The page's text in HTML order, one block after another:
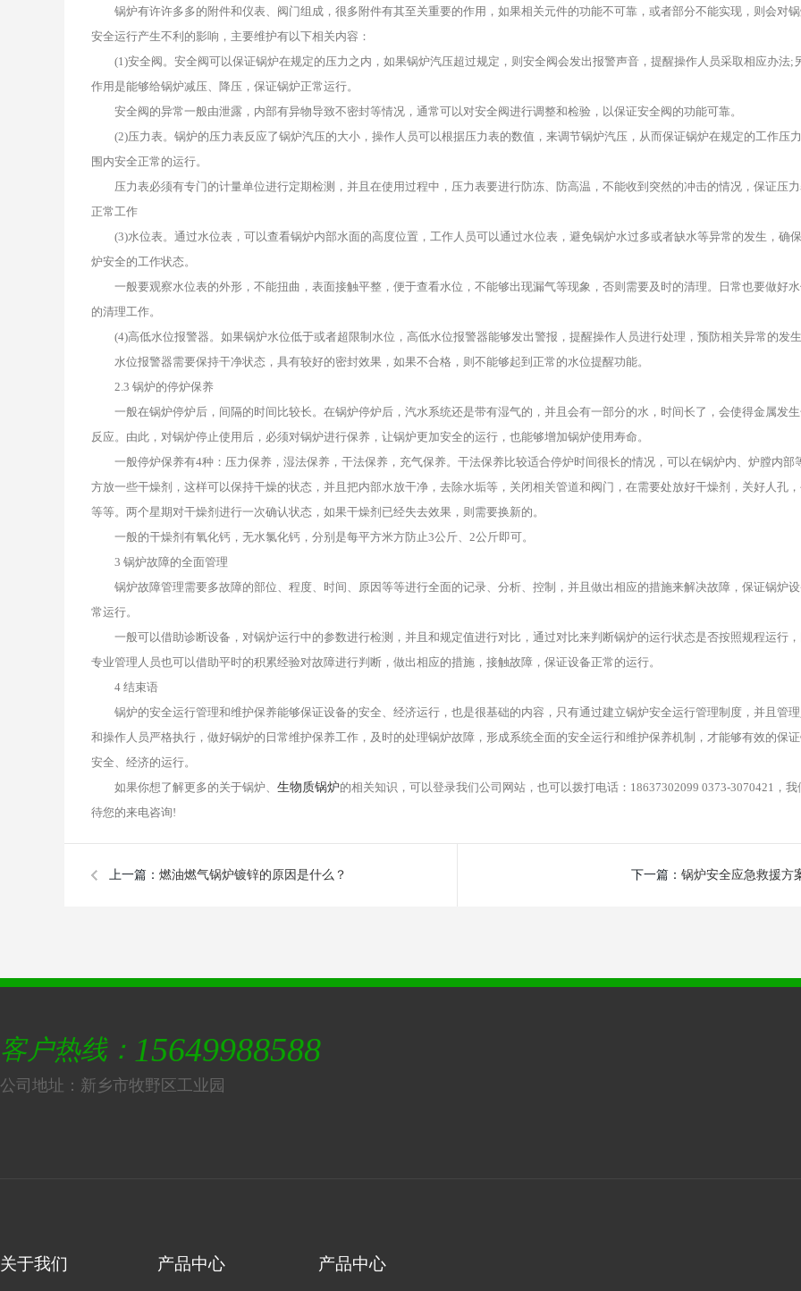
锅炉有许许多多的附件和仪表、阀门组成，很多附件有其至关重要的作用，如果相关元件的功能不可靠，或者部分不能实现，则会对
安全运行产生不利的影响，主要维护有以下相关内容：
(1)安全阀。安全阀可以保证锅炉在规定的压力之内，如果锅炉汽压超过规定，则安全阀会发出报警声音，提醒操作人员采取相应办法;
作用是能够给锅炉减压、降压，保证锅炉正常运行。
安全阀的异常一般由泄露，内部有异物导致不密封等情况，通常可以对安全阀进行调整和检验，以保证安全阀的功能可靠。
(2)压力表。锅炉的压力表反应了锅炉汽压的大小，操作人员可以根据压力表的数值，来调节锅炉汽压，从而保证锅炉在规定的工作压
围内安全正常的运行。
压力表必须有专门的计量单位进行定期检测，并且在使用过程中，压力表要进行防冻、防高温，不能收到突然的冲击的情况，保证压
正常工作
(3)水位表。通过水位表，可以查看锅炉内部水面的高度位置，工作人员可以通过水位表，避免锅炉水过多或者缺水等异常的发生，确
炉安全的工作状态。
一般要观察水位表的外形，不能扭曲，表面接触平整，便于查看水位，不能够出现漏气等现象，否则需要及时的清理。日常也要做好
的清理工作。
(4)高低水位报警器。如果锅炉水位低于或者超限制水位，高低水位报警器能够发出警报，提醒操作人员进行处理，预防相关异常的发生
水位报警器需要保持干净状态，具有较好的密封效果，如果不合格，则不能够起到正常的水位提醒功能。
2.3 锅炉的停炉保养
一般在锅炉停炉后，间隔的时间比较长。在锅炉停炉后，汽水系统还是带有湿气的，并且会有一部分的水，时间长了，会使得金属发
反应。由此，对锅炉停止使用后，必须对锅炉进行保养，让锅炉更加安全的运行，也能够增加锅炉使用寿命。
一般停炉保养有4种：压力保养，湿法保养，干法保养，充气保养。干法保养比较适合停炉时间很长的情况，可以在锅炉内、炉膛内部
方放一些干燥剂，这样可以保持干燥的状态，并且把内部水放干净，去除水垢等，关闭相关管道和阀门，在需要处放好干燥剂，关好人孔
等等。两个星期对干燥剂进行一次确认状态，如果干燥剂已经失去效果，则需要换新的。
一般的干燥剂有氧化钙，无水氯化钙，分别是每平方米方防止3公斤、2公斤即可。
3 锅炉故障的全面管理
锅炉故障管理需要多故障的部位、程度、时间、原因等等进行全面的记录、分析、控制，并且做出相应的措施来解决故障，保证锅炉
常运行。
一般可以借助诊断设备，对锅炉运行中的参数进行检测，并且和规定值进行对比，通过对比来判断锅炉的运行状态是否按照规程运行
专业管理人员也可以借助平时的积累经验对故障进行判断，做出相应的措施，接触故障，保证设备正常的运行。
4 结束语
锅炉的安全运行管理和维护保养能够保证设备的安全、经济运行，也是很基础的内容，只有通过建立锅炉安全运行管理制度，并且管
和操作人员严格执行，做好锅炉的日常维护保养工作，及时的处理锅炉故障，形成系统全面的安全运行和维护保养机制，才能够有效的保
安全、经济的运行。
如果你想了解更多的关于锅炉、 生物质锅炉的相关知识，可以登录我们公司网站，也可以拨打电话：18637302099 0373-3070421，我
待您的来电咨询!
上一篇： 燃油燃气锅炉镀锌的原因是什么？ 下一篇： 锅炉安全应急救援方
客户热线： 15649988588
公司地址：新乡市牧野区工业园
关于我们 产品中心 产品中心